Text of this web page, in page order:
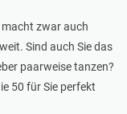
macht zwar auch
Sind auch Sie das
paarweise tanzen?
50 für Sie perfekt